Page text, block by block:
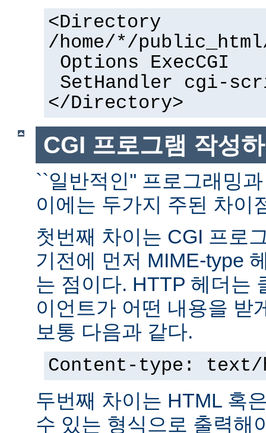
<Directory
/home/*/
Options ExecCGI
SetHandler cgi-
</Directory>
CGI 프로그램 작성
``일반적인'' 프로그래밍
이에는 두가지 주된 차이
첫번째 차이는 CGI 프로
기전에 먼저 MIME-type
는 점이다. HTTP 헤더는
이언트가 어떤 내용을 받
보통 다음과 같다.
Content-type: text/
두번째 차이는 HTML 혹
수 있는 형식으로 출력해